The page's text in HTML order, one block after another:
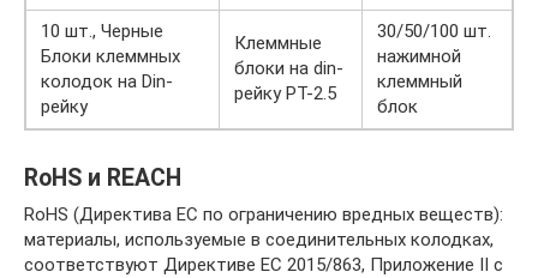
10 шт., Черные
Блоки клеммных
колодок на Din-
рейку
Клеммные
блоки на din-
рейку PT-2.5
30/50/100 шт.
нажимной
клеммный
блок
RoHS и REACH
RoHS (Директива ЕС по ограничению вредных веществ):
материалы, используемые в соединительных колодках,
соответствуют Директиве ЕС 2015/863, Приложение II с